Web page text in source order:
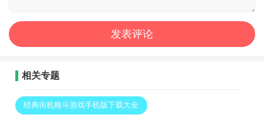
相关专题
经典街机格斗游戏手机版下载大全